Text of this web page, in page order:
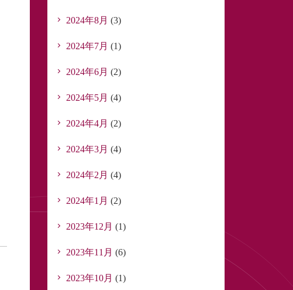
2024年8月 (3)
2024年7月 (1)
2024年6月 (2)
2024年5月 (4)
2024年4月 (2)
2024年3月 (4)
2024年2月 (4)
2024年1月 (2)
2023年12月 (1)
2023年11月 (6)
2023年10月 (1)